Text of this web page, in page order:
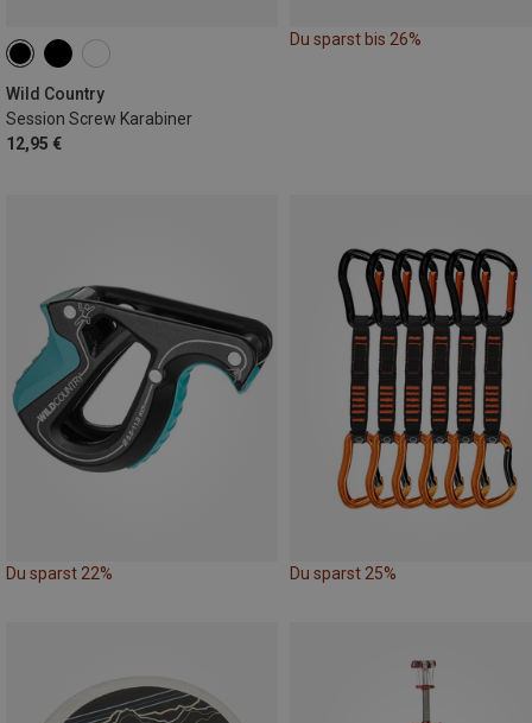
Wild Country
Session Screw Karabiner
12,95 €
Du sparst bis 26%
Du sparst 22% Du sparst 25%